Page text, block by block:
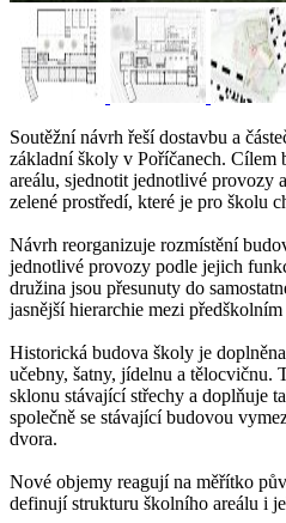
Soutěžní návrh řeší dostavbu a
základní školy v Poříčanech. Cílem
areálu, sjednotit jednotlivé provozy
zelené prostředí, které je pro školu
Návrh reorganizuje rozmístění
jednotlivé provozy podle jejich
družina jsou přesunuty do
jasnější hierarchie mezi
Historická budova školy je
učebny, šatny, jídelnu a tělocvičnu.
sklonu stávající střechy a doplňuje
společně se stávající budovou
dvora.
Nové objemy reagují na měřítko
definují strukturu školního areálu i